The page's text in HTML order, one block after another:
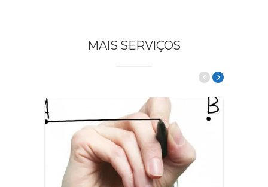
MAIS SERVIÇOS